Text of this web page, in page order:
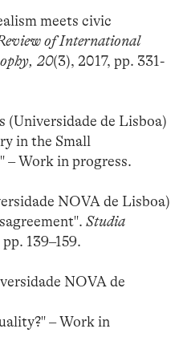
meets civic
of International
20(3), 2017, pp. 331-
(Universidade de Lisboa)
in the Small
– Work in progress.
NOVA de Lisboa)
Studia
139–159.
NOVA de
– Work in